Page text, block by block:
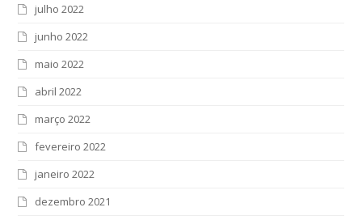
julho 2022
junho 2022
maio 2022
abril 2022
março 2022
fevereiro 2022
janeiro 2022
dezembro 2021